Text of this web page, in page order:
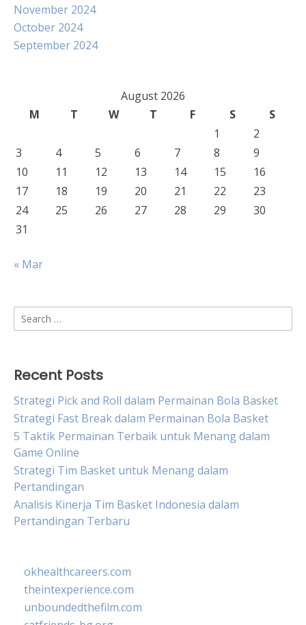
November 2024
October 2024
September 2024
August 2026
M
T W T F S
S
1
2
3
4 5 6 7 8
9
10
11 12 13 14 15
16
17
18 19 20 21 22
23
24
25 26 27 28 29
30
31
« Mar
Search
for:
Recent Posts
Strategi Pick and Roll dalam Permainan Bola Basket
Strategi Fast Break dalam Permainan Bola Basket
5 Taktik Permainan Terbaik untuk Menang dalam
Game Online
Strategi Tim Basket untuk Menang dalam
Pertandingan
Analisis Kinerja Tim Basket Indonesia dalam
Pertandingan Terbaru
okhealthcareers.com
theintexperience.com
unboundedthefilm.com